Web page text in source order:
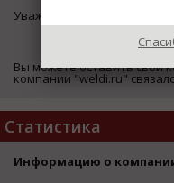
Уважаемый посетитель
Вы можете оставить свои
компании "weldi.ru"
Статистика
Информацию о